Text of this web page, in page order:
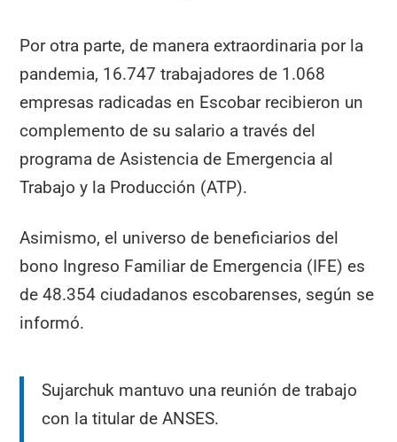
Por otra parte, de manera extraordinaria por la
pandemia, 16.747 trabajadores de 1.068
empresas radicadas en Escobar recibieron un
complemento de su salario a través del
programa de Asistencia de Emergencia al
Trabajo y la Producción (ATP).
Asimismo, el universo de beneficiarios del
bono Ingreso Familiar de Emergencia (IFE) es
de 48.354 ciudadanos escobarenses, según se
informó.
Sujarchuk mantuvo una reunión de trabajo
con la titular de ANSES.